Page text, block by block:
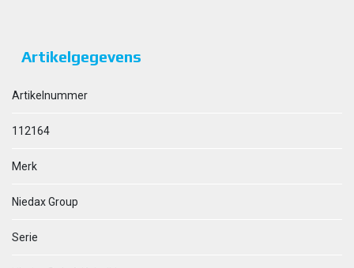
Artikelgegevens
Artikelnummer
112164
Merk
Niedax Group
Serie